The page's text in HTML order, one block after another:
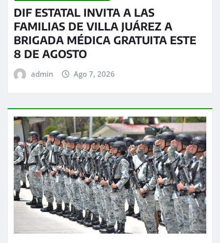
DIF ESTATAL INVITA A LAS
FAMILIAS DE VILLA JUÁREZ A
BRIGADA MÉDICA GRATUITA ESTE
8 DE AGOSTO
admin Ago 7, 2026